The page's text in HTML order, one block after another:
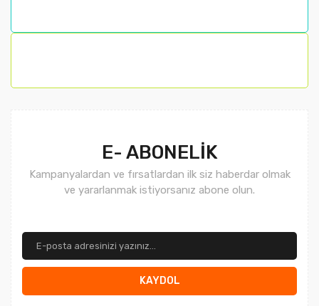
Bu ürüne benzer farklı alternatifler olmalı.
E- ABONELİK
Kampanyalardan ve fırsatlardan ilk siz haberdar olmak
ve yararlanmak istiyorsanız abone olun.
KAYDOL